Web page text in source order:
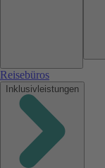
Reisebüros
Inklusivleistungen